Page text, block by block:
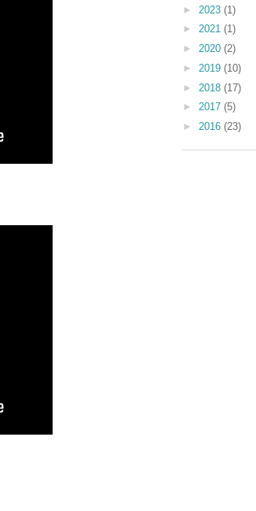
► 2023 (1)
► 2021 (1)
► 2020 (2)
► 2019 (10)
► 2018 (17)
► 2017 (5)
► 2016 (23)